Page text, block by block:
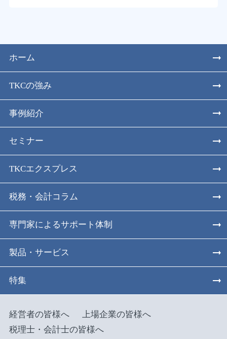
ホーム
TKCの強み
事例紹介
セミナー
TKCエクスプレス
税務・会計コラム
専門家によるサポート体制
製品・サービス
特集
経営者の皆様へ
上場企業の皆様へ
税理士・会計士の皆様へ